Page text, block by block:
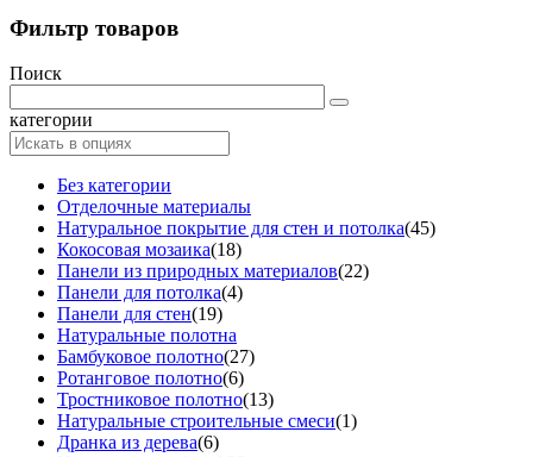
Фильтр товаров
Поиск
категории
Без категории
Отделочные материалы
Натуральное покрытие для стен и потолка(45)
Кокосовая мозаика(18)
Панели из природных материалов(22)
Панели для потолка(4)
Панели для стен(19)
Натуральные полотна
Бамбуковое полотно(27)
Ротанговое полотно(6)
Тростниковое полотно(13)
Натуральные строительные смеси(1)
Дранка из дерева(6)